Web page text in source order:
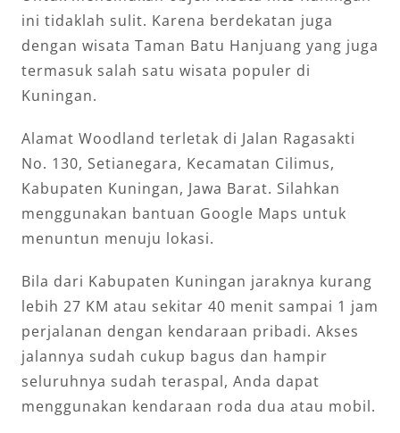
ini tidaklah sulit. Karena berdekatan juga
dengan wisata Taman Batu Hanjuang yang juga
termasuk salah satu wisata populer di
Kuningan.
Alamat Woodland terletak di Jalan Ragasakti
No. 130, Setianegara, Kecamatan Cilimus,
Kabupaten Kuningan, Jawa Barat. Silahkan
menggunakan bantuan Google Maps untuk
menuntun menuju lokasi.
Bila dari Kabupaten Kuningan jaraknya kurang
lebih 27 KM atau sekitar 40 menit sampai 1 jam
perjalanan dengan kendaraan pribadi. Akses
jalannya sudah cukup bagus dan hampir
seluruhnya sudah teraspal, Anda dapat
menggunakan kendaraan roda dua atau mobil.